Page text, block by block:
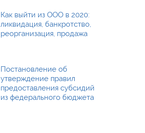
Как выйти из ООО в 2020:
ликвидация, банкротство,
реорганизация, продажа
Постановление об
утверждение правил
предоставления субсидий
из федерального бюджета